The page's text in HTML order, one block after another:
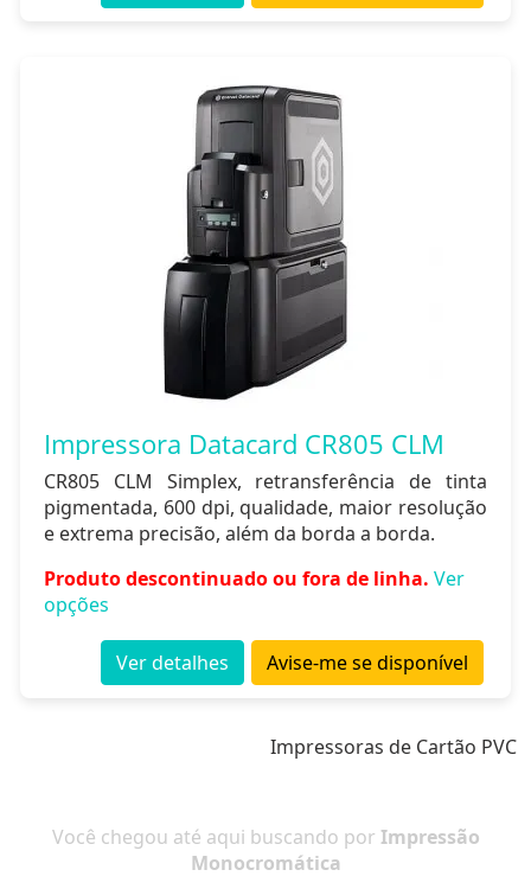
Impressora Datacard CR805 CLM
CR805 CLM Simplex, retransferência de tinta
pigmentada, 600 dpi, qualidade, maior resolução
e extrema precisão, além da borda a borda.
Produto descontinuado ou fora de linha. Ver
opções
Avise-me se disponível
Ver detalhes
Impressoras de Cartão PVC
Você chegou até aqui buscando por Impressão
Monocromática